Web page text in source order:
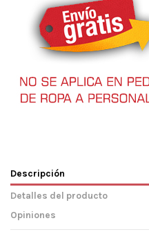
Descripción
Detalles del producto
Opiniones